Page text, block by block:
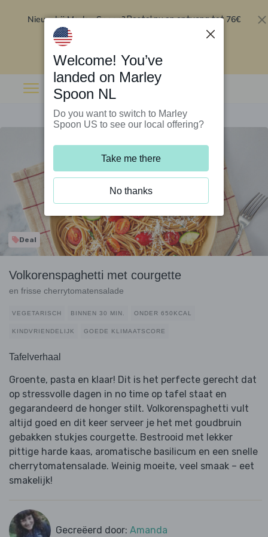
Nieuw bij Marley Spoon?Bestel nu en ontvang tot 76€
Deal
Volkorenspaghetti met courgette
en frisse cherrytomatensalade
VEGETARISCH BINNEN 30 MIN. ONDER 650KCAL
KINDVRIENDELIJK GOEDE KLIMAATSCORE
Tafelverhaal
Groente, pasta en klaar! Dit is het perfecte gerecht dat
op stressvolle dagen in no time op tafel staat en
gegarandeerd de honger stilt. Volkorenspaghetti vult
altijd goed en dit keer serveer je het met goudbruin
gebakken stukjes courgette. Bestrooid met lekker
pittige harde kaas, aromatische basilicum en een snelle
cherrytomatensalade. Weinig moeite, veel smaak – eet
smakelijk!
Gecreëerd door: Amanda
Welcome! You’ve
landed on Marley
Spoon NL
Do you want to switch to Marley
Spoon US to see our local offering?
Take me there
No thanks